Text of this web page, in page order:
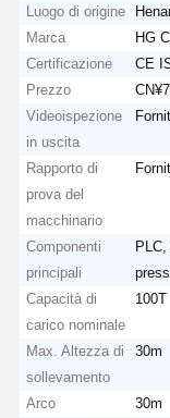
Luogo di origine
Marca
HG
Certificazione
CE
Prezzo
Videoispezione
in uscita
Rapporto di
prova del
macchinario
Componenti
principali
Capacità di
carico nominale
100T
Max. Altezza di
sollevamento
30m
Arco
30m